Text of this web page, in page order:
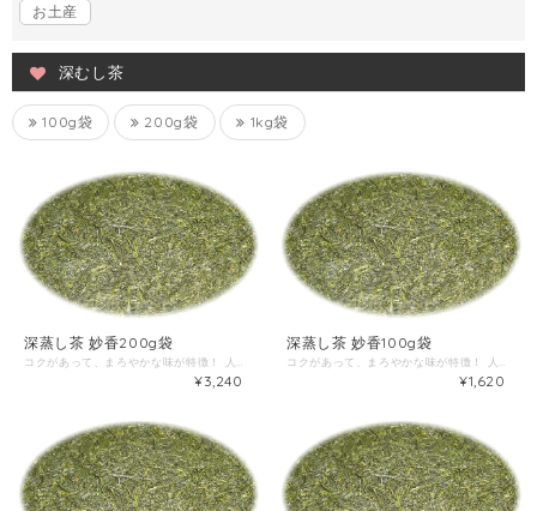
お土産
深むし茶
100g袋 200g袋 1kg袋
深蒸し茶 妙香200g袋
コクがあって、まろやかな味が特徴！ 人気急上昇中のお茶♪
¥3,240
深蒸し茶 妙香100g袋
コクがあって、まろやかな味が特徴！ 人気急上昇中のお茶♪
¥1,620